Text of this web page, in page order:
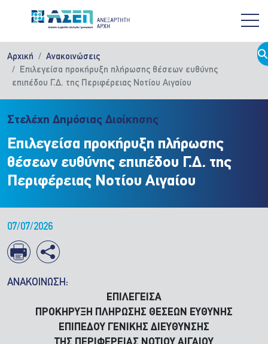
Αρχική
Ανακοινώσεις
Επιλεγείσα προκήρυξη πλήρωσης θέσεων ευθύνης
επιπέδου Γ.Δ. της Περιφέρειας Νοτίου Αιγαίου
Στελέχη Δημόσιας Διοίκησης
Επιλεγείσα προκήρυξη πλήρωσης
θέσεων ευθύνης επιπέδου Γ.Δ. της
Περιφέρειας Νοτίου Αιγαίου
07/07/2026
ΑΝΑΚΟΙΝΩΣΗ:
ΕΠΙΛΕΓΕΙΣΑ
ΠΡΟΚΗΡΥΞΗ ΠΛΗΡΩΣΗΣ ΘΕΣΕΩΝ ΕΥΘΥΝΗΣ
ΕΠΙΠΕΔΟΥ ΓΕΝΙΚΗΣ ΔΙΕΥΘΥΝΣΗΣ